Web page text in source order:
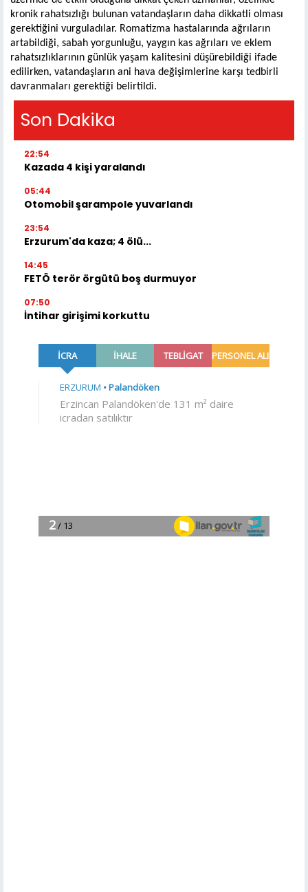
kronik rahatsızlığı bulunan vatandaşların daha dikkatli olması
gerektiğini vurguladılar. Romatizma hastalarında ağrıların
artabildiği, sabah yorgunluğu, yaygın kas ağrıları ve eklem
rahatsızlıklarının günlük yaşam kalitesini düşürebildiği ifade
edilirken, vatandaşların ani hava değişimlerine karşı tedbirli
davranmaları gerektiği belirtildi.
Son Dakika
22:54
Kazada 4 kişi yaralandı
05:44
Otomobil şarampole yuvarlandı
23:54
Erzurum'da kaza; 4 ölü...
14:45
FETÖ terör örgütü boş durmuyor
07:50
İntihar girişimi korkuttu